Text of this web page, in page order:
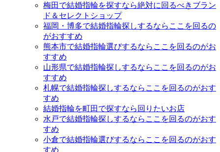
梅田で結婚指輪を探すなら絶対に回るべきブラン
ド＆セレクトショップ
福岡・博多で結婚指輪探しするならここを回るの
がおすすめ
熊本市で結婚指輪選びするならここを回るのがお
すすめ
山形県で結婚指輪探しするならここを回るのがお
すすめ
札幌で結婚指輪探しするならここを回るのがおす
すめ
結婚指輪を町田で探すなら回りたいお店
水戸で結婚指輪探しするならここを回るのがおす
すめ
小倉で結婚指輪選びするならここを回るのがおす
すめ